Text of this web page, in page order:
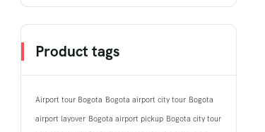
Product tags
Airport tour Bogota Bogota airport city tour Bogota
airport layover Bogota airport pickup Bogota city tour